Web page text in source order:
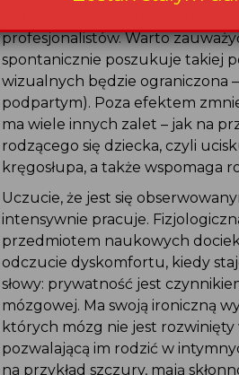
profesjonalistów. Warto
spontanicznie poszukuje takiej
wizualnych będzie ograniczona
podpartym). Poza efektem
ma wiele innych zalet – jak na
rodzącego się dziecka, czyli
kręgosłupa, a także wspomaga
Uczucie, że jest się
intensywnie pracuje.
przedmiotem naukowych
odczucie dyskomfortu, kiedy
słowy: prywatność jest
mózgowej. Ma swoją ironiczną
których mózg nie jest rozwinięty
pozwalającą im rodzić w
na przykład szczury, mają